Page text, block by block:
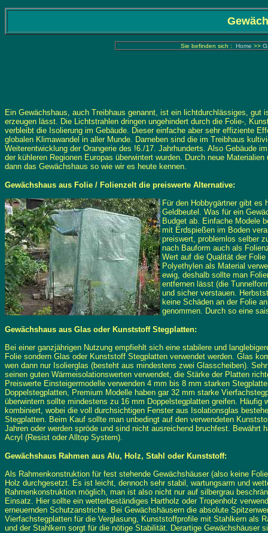
Sie befinden sich : Home >>
Ein Gewächshaus, auch Treibhaus genannt, ist ein lichtdurchlässiges,
erzeugen lässt. Die Lichtstrahlen dringen ungehindert durch die Folie-,
verbleibt die Isolierung im Gebäude. Dieser einfache aber sehr effiziente
globalen Klimawandel in aller Munde. Darneben sind die im Treibhaus
Weiterentwicklung der Orangerie des !6./17. Jahrhunderts. Also Gebäude
der kühleren Regionen Europas überwintert wurden. Durch neue
dann das Gewächshaus so wie wir es heute kennen.
Gewächshaus aus Folie / Folienzelt die preiswerte Alternative:
Für den Hobbygärtner gibt es
Geldbeutel. Was für ein
Budget ab. Einfache Modele
mit Erdspießen im Boden
preiswert, problemlos selber
nach Bauform auch als
Wert auf die Qualität der
Polyethylen als Material
ewig, deshalb sollte man
entfernen lässt (die
und sicher verstauen.
keine Schäden an der Folie
genommen. Durch so eine
Gewächshaus aus Glas oder Kunststoff Stegplatten:
Bei einer ganzjährigen Nutzung empfiehlt sich eine stabilere und
Folie sondern Glas oder Kunststoff Stegplatten verwendet werden. Glas
wen dann nur Isolierglas (besteht aus mindestens zwei Glasscheiben).
seinen guten Wärmeisolationswerten verwendet, die Stärke der Platten
Preiswerte Einsteigermodelle verwenden 4 mm bis 8 mm starken
Doppelstegplatten, Premium Modelle haben gar 32 mm starke
überwintern sollte mindestens zu 16 mm Doppelstegplatten greifen. Häufig
kombiniert, wobei die voll durchsichtigen Fenster aus Isolationsglas
Stegplatten. Beim Kauf sollte man unbedingt auf den verwendeten
Jahren oder werden spröde und sind nicht ausreichend bruchfest. Bewährt
Acryl (Resist oder Alltop System).
Gewächshaus Rahmen aus Alu, Holz, Stahl oder Kunststoff:
Als Rahmenkonstruktion für fest stehende Gewächshäuser (also keine
Holz durchgesetzt. Es ist leicht, dennoch sehr stabil, wartungsarm und
Rahmenkonstruktion möglich, man ist also nicht nur auf silbergrau
Einsatz. Hier sollte ein wetterbeständiges Hartholz oder Tropenholz
erneuernden Schutzanstriche. Bei Gewächshäusern die absolute
Vierfachstegplatten für die Verglasung, Kunststoffprofile mit Stahlkern als
und der Stahlkern sorgt für die nötige Stabilität. Derartige Gewächshäuser